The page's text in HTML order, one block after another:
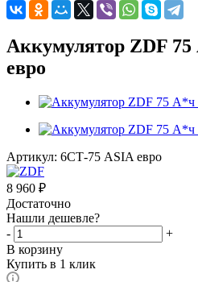
Аккумулятор ZDF
евро
Артикул: 6СТ-75 ASIA евро
8 960 ₽
Достаточно
Нашли дешевле?
-
+
В корзину
Купить в 1 клик